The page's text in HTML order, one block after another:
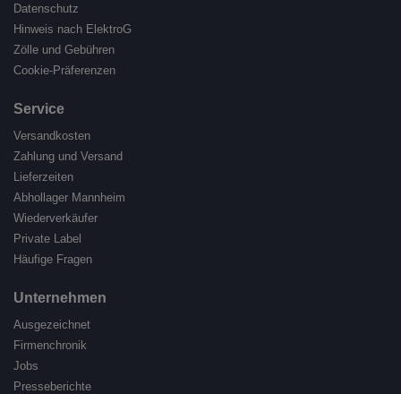
Datenschutz
Hinweis nach ElektroG
Zölle und Gebühren
Cookie-Präferenzen
Service
Versandkosten
Zahlung und Versand
Lieferzeiten
Abhollager Mannheim
Wiederverkäufer
Private Label
Häufige Fragen
Unternehmen
Ausgezeichnet
Firmenchronik
Jobs
Presseberichte